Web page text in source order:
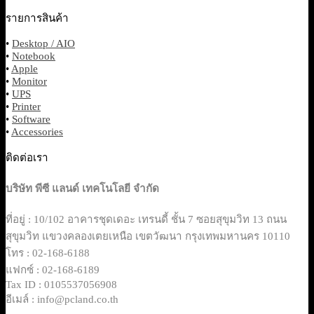
รายการสินค้า
• Desktop / AIO
• Notebook
•Apple
• Monitor
• UPS
• Printer
• Software
•Accessories
ติดต่อเรา
บริษัท พีซี แลนด์ เทคโนโลยี จำกัด
ที่อยู่ : 10/102 อาคารชุดเดอะ เทรนดี้ ชั้น 7 ซอยสุขุมวิท 13 ถนน
สุขุมวิท แขวงคลองเตยเหนือ เขตวัฒนา กรุงเทพมหานคร 10110
โทร : 02-168-6188
แฟกซ์ : 02-168-6189
Tax ID : 0105537056908
อีเมล์ : info@pcland.co.th